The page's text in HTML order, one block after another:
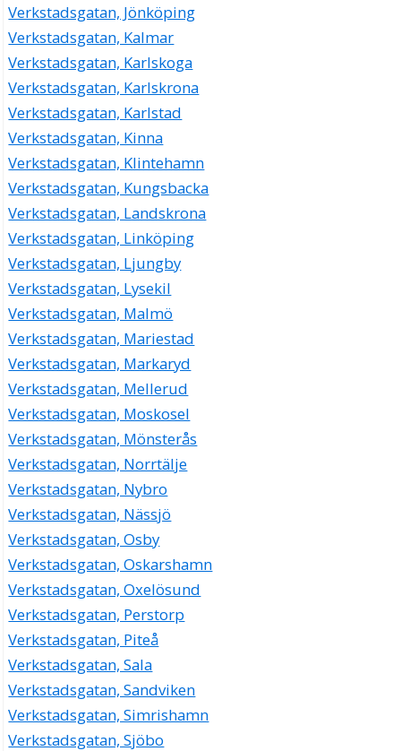
Verkstadsgatan, Jönköping
Verkstadsgatan, Kalmar
Verkstadsgatan, Karlskoga
Verkstadsgatan, Karlskrona
Verkstadsgatan, Karlstad
Verkstadsgatan, Kinna
Verkstadsgatan, Klintehamn
Verkstadsgatan, Kungsbacka
Verkstadsgatan, Landskrona
Verkstadsgatan, Linköping
Verkstadsgatan, Ljungby
Verkstadsgatan, Lysekil
Verkstadsgatan, Malmö
Verkstadsgatan, Mariestad
Verkstadsgatan, Markaryd
Verkstadsgatan, Mellerud
Verkstadsgatan, Moskosel
Verkstadsgatan, Mönsterås
Verkstadsgatan, Norrtälje
Verkstadsgatan, Nybro
Verkstadsgatan, Nässjö
Verkstadsgatan, Osby
Verkstadsgatan, Oskarshamn
Verkstadsgatan, Oxelösund
Verkstadsgatan, Perstorp
Verkstadsgatan, Piteå
Verkstadsgatan, Sala
Verkstadsgatan, Sandviken
Verkstadsgatan, Simrishamn
Verkstadsgatan, Sjöbo